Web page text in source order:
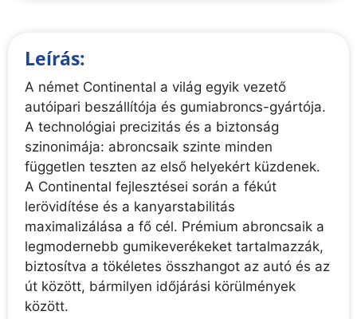
Leírás:
A német Continental a világ egyik vezető
autóipari beszállítója és gumiabroncs-gyártója.
A technológiai precizitás és a biztonság
szinonimája: abroncsaik szinte minden
független teszten az első helyekért küzdenek.
A Continental fejlesztései során a fékút
lerövidítése és a kanyarstabilitás
maximalizálása a fő cél. Prémium abroncsaik a
legmodernebb gumikeverékeket tartalmazzák,
biztosítva a tökéletes összhangot az autó és az
út között, bármilyen időjárási körülmények
között.